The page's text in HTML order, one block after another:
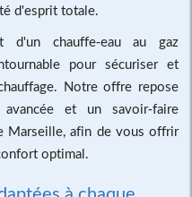
d'esprit totale.
d'un chauffe-eau au gaz
pour sécuriser et
Notre offre repose
et un savoir-faire
Marseille, afin de vous offrir
optimal.
à chaque